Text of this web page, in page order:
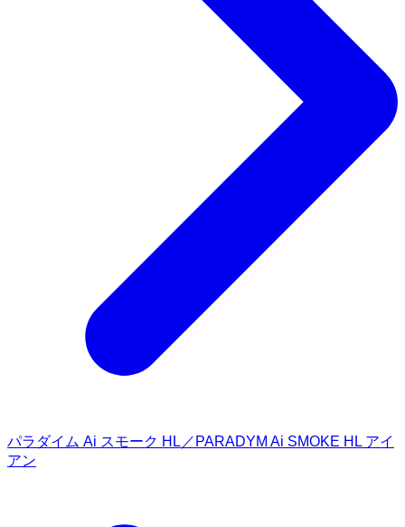
パラダイム Ai スモーク HL／PARADYM Ai SMOKE HL アイ
アン